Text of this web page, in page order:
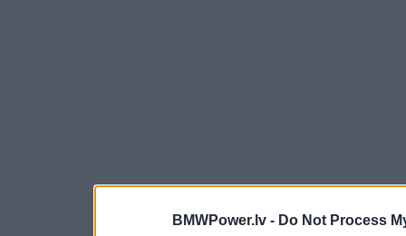
BMWPower.lv - Do Not Process